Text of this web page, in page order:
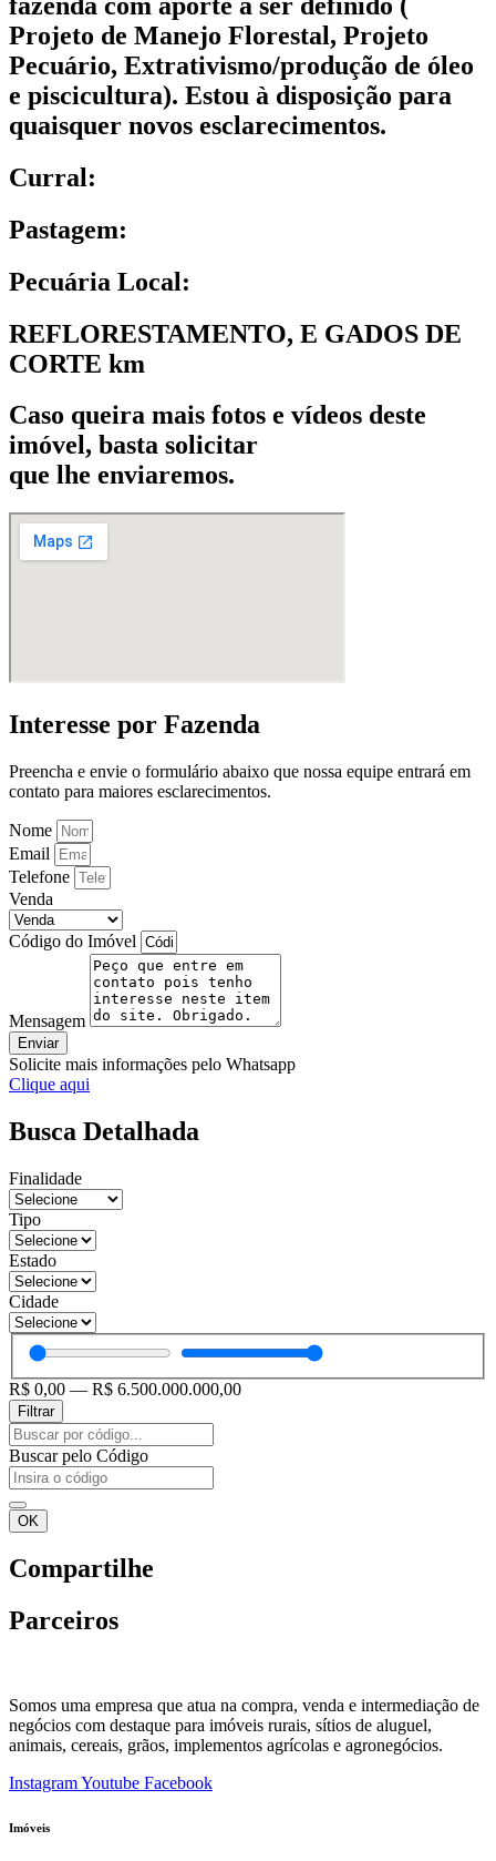
Projeto de Manejo Florestal, Projeto
Pecuário, Extrativismo/produção de óleo
e piscicultura). Estou à disposição para
quaisquer novos esclarecimentos.
Curral:
Pastagem:
Pecuária Local:
REFLORESTAMENTO, E GADOS DE
CORTE km
Caso queira mais fotos e vídeos deste
imóvel, basta solicitar
que lhe enviaremos.
Interesse por Fazenda
Preencha e envie o formulário abaixo que nossa equipe entrará em
contato para maiores esclarecimentos.
Nome
Email
Telefone
Venda
Código do Imóvel
Mensagem
Enviar
Solicite mais informações pelo Whatsapp
Clique aqui
Busca Detalhada
Finalidade
Tipo
Estado
Cidade
R$ 0,00 — R$ 6.500.000.000,00
Filtrar
Pesquisar
...
Buscar pelo Código
OK
Compartilhe
Parceiros
Somos uma empresa que atua na compra, venda e intermediação de
negócios com destaque para imóveis rurais, sítios de aluguel,
animais, cereais, grãos, implementos agrícolas e agronegócios.
InstagramYoutube Facebook
Imóveis